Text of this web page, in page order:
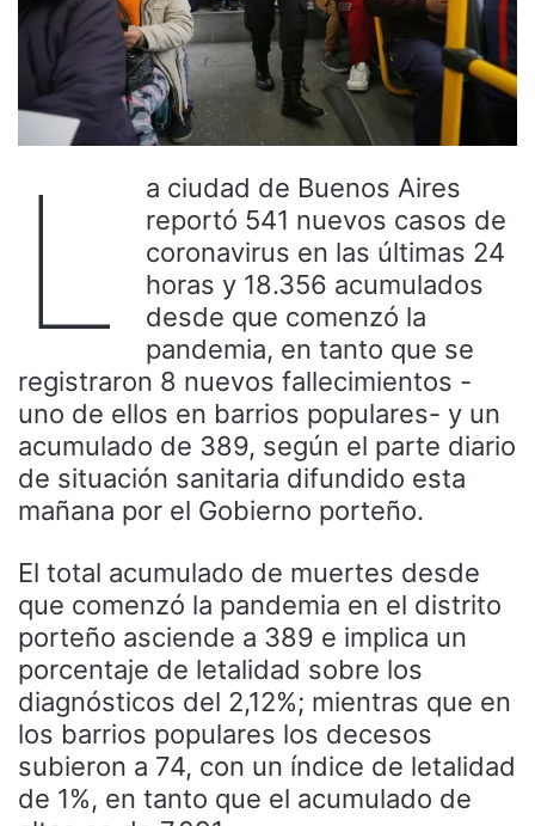
L
a ciudad de Buenos Aires
reportó 541 nuevos casos de
coronavirus en las últimas 24
horas y 18.356 acumulados
desde que comenzó la
pandemia, en tanto que se
registraron 8 nuevos fallecimientos -
uno de ellos en barrios populares- y un
acumulado de 389, según el parte diario
de situación sanitaria difundido esta
mañana por el Gobierno porteño.
El total acumulado de muertes desde
que comenzó la pandemia en el distrito
porteño asciende a 389 e implica un
porcentaje de letalidad sobre los
diagnósticos del 2,12%; mientras que en
los barrios populares los decesos
subieron a 74, con un índice de letalidad
de 1%, en tanto que el acumulado de